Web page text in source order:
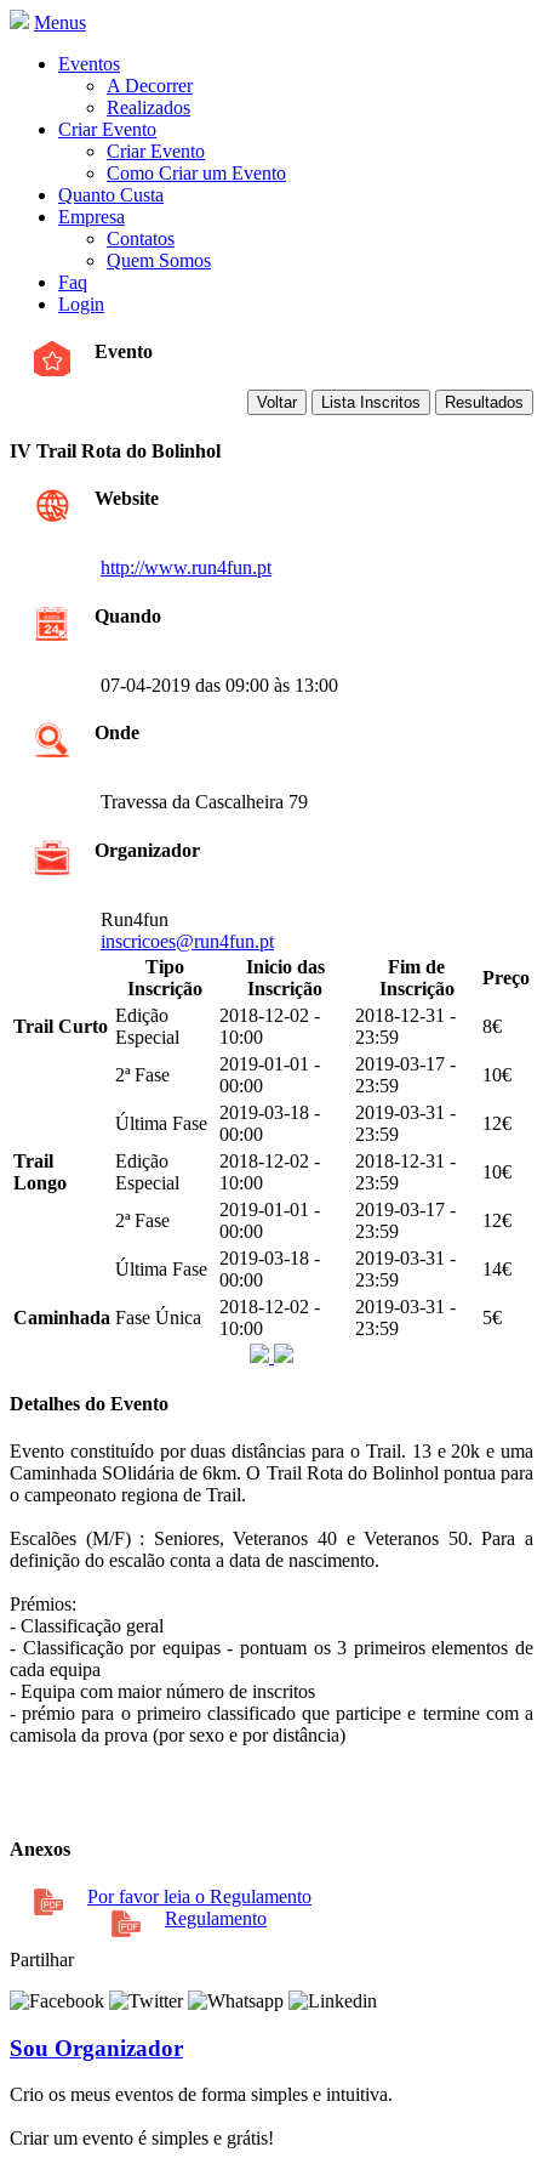
Menus
Eventos
A Decorrer
Realizados
Criar Evento
Criar Evento
Como Criar um Evento
Quanto Custa
Empresa
Contatos
Quem Somos
Faq
Login
Evento
IV Trail Rota do Bolinhol
Website
http://www.run4fun.pt
Quando
07-04-2019 das 09:00 às 13:00
Onde
Travessa da Cascalheira 79
Organizador
Run4fun
inscricoes@run4fun.pt
Tipo
Inscrição
Inicio das
Inscrição
Fim de
Inscrição
Preço
Trail Curto
Edição
Especial
2018-12-02 -
10:00
2018-12-31 -
23:59
8€
2ª Fase
2019-01-01 -
00:00
2019-03-17 -
23:59
10€
Última Fase
2019-03-18 -
00:00
2019-03-31 -
23:59
12€
Trail
Longo
Edição
Especial
2018-12-02 -
10:00
2018-12-31 -
23:59
10€
2ª Fase
2019-01-01 -
00:00
2019-03-17 -
23:59
12€
Última Fase
2019-03-18 -
00:00
2019-03-31 -
23:59
14€
Caminhada Fase Única
2018-12-02 -
10:00
2019-03-31 -
23:59
5€
Detalhes do Evento
Evento constituído por duas distâncias para o Trail. 13 e 20k e uma
Caminhada SOlidária de 6km. O Trail Rota do Bolinhol pontua para
o campeonato regiona de Trail.
Escalões (M/F) : Seniores, Veteranos 40 e Veteranos 50. Para a
definição do escalão conta a data de nascimento.
Prémios:
- Classificação geral
- Classificação por equipas - pontuam os 3 primeiros elementos de
cada equipa
- Equipa com maior número de inscritos
- prémio para o primeiro classificado que participe e termine com a
camisola da prova (por sexo e por distância)
Anexos
Por favor leia o Regulamento
Regulamento
Partilhar
Sou Organizador
Crio os meus eventos de forma simples e intuitiva.
Criar um evento é simples e grátis!